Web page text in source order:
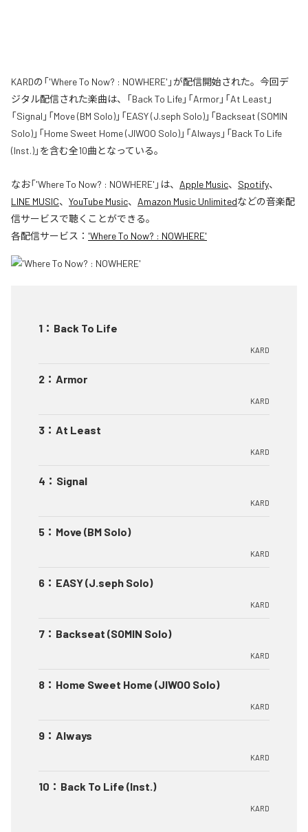
KARDの「'Where To Now? : NOWHERE'」が配信開始された。今回デ
ジタル配信された楽曲は、「Back To Life」「Armor」「At Least」
「Signal」「Move (BM Solo)」「EASY (J.seph Solo)」「Backseat (SOMIN
Solo)」「Home Sweet Home (JIWOO Solo)」「Always」「Back To Life
(Inst.)」を含む全10曲となっている。
なお「'Where To Now? : NOWHERE' 」は、 Apple Music、 Spotify、
LINE MUSIC、 YouTube Music、 Amazon Music Unlimitedなどの音楽配
信サービスで聴くことができる。
各配信サービス： 'Where To Now? : NOWHERE'
1 ： Back To Life
KARD
2 ： Armor
KARD
3 ： At Least
KARD
4 ： Signal
KARD
5 ： Move (BM Solo)
KARD
6 ： EASY (J.seph Solo)
KARD
7 ： Backseat (SOMIN Solo)
KARD
8 ： Home Sweet Home (JIWOO Solo)
KARD
9 ： Always
KARD
10 ： Back To Life (Inst.)
KARD